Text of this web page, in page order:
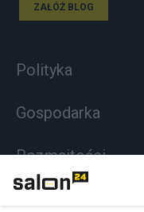
ZAŁÓŻ BLOG
Polityka
Gospodarka
Rozmaitości